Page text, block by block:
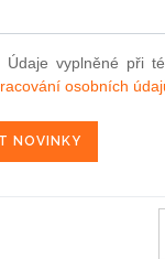
kurz na využití
i do
elektronizaci
vyplněné při
osobních